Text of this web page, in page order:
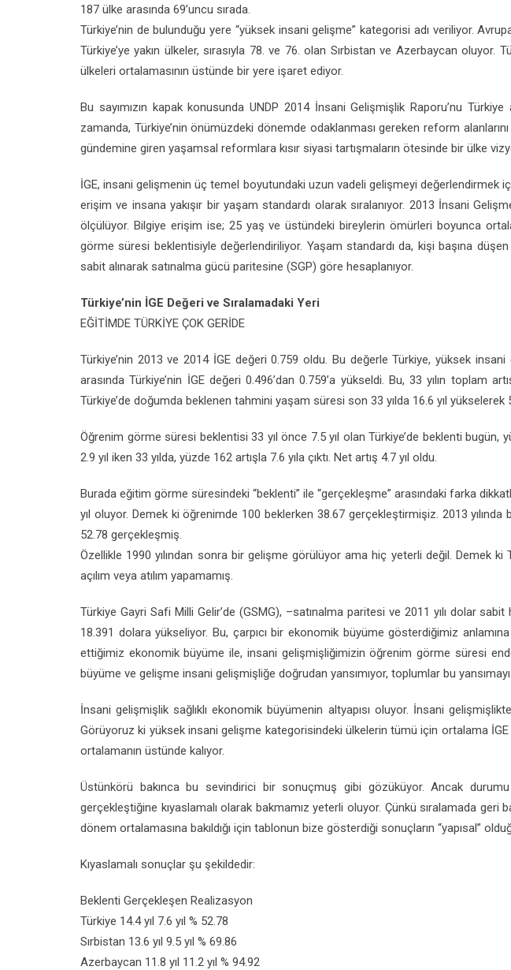
187 ülke arasında 69’uncu sırada.
Türkiye’nin de bulunduğu yere “yüksek insani gelişme” kategorisi adı veriliyor.
Türkiye’ye yakın ülkeler, sırasıyla 78. ve 76. olan Sırbistan ve Azerbaycan
ülkeleri ortalamasının üstünde bir yere işaret ediyor.
Bu sayımızın kapak konusunda UNDP 2014 İnsani Gelişmişlik Raporu’nu
zamanda, Türkiye’nin önümüzdeki dönemde odaklanması gereken reform
gündemine giren yaşamsal reformlara kısır siyasi tartışmaların ötesinde bir ülke
İGE, insani gelişmenin üç temel boyutundaki uzun vadeli gelişmeyi değerlendirmek
erişim ve insana yakışır bir yaşam standardı olarak sıralanıyor. 2013 İnsani
ölçülüyor. Bilgiye erişim ise; 25 yaş ve üstündeki bireylerin ömürleri boyunca
görme süresi beklentisiyle değerlendiriliyor. Yaşam standardı da, kişi başına
sabit alınarak satınalma gücü paritesine (SGP) göre hesaplanıyor.
Türkiye’nin İGE Değeri ve Sıralamadaki Yeri
EĞİTİMDE TÜRKİYE ÇOK GERİDE
Türkiye’nin 2013 ve 2014 İGE değeri 0.759 oldu. Bu değerle Türkiye, yüksek
arasında Türkiye’nin İGE değeri 0.496’dan 0.759’a yükseldi. Bu, 33 yılın toplam
Türkiye’de doğumda beklenen tahmini yaşam süresi son 33 yılda 16.6 yıl yükselerek
Öğrenim görme süresi beklentisi 33 yıl önce 7.5 yıl olan Türkiye’de beklenti
2.9 yıl iken 33 yılda, yüzde 162 artışla 7.6 yıla çıktı. Net artış 4.7 yıl oldu.
Burada eğitim görme süresindeki “beklenti” ile “gerçekleşme” arasındaki farka
yıl oluyor. Demek ki öğrenimde 100 beklerken 38.67 gerçekleştirmişiz. 2013
52.78 gerçekleşmiş.
Özellikle 1990 yılından sonra bir gelişme görülüyor ama hiç yeterli değil. Demek
açılım veya atılım yapamamış.
Türkiye Gayri Safi Milli Gelir’de (GSMG), –satınalma paritesi ve 2011 yılı dolar
18.391 dolara yükseliyor. Bu, çarpıcı bir ekonomik büyüme gösterdiğimiz
ettiğimiz ekonomik büyüme ile, insani gelişmişliğimizin öğrenim görme süresi
büyüme ve gelişme insani gelişmişliğe doğrudan yansımıyor, toplumlar bu
İnsani gelişmişlik sağlıklı ekonomik büyümenin altyapısı oluyor. İnsani
Görüyoruz ki yüksek insani gelişme kategorisindeki ülkelerin tümü için ortalama İGE
ortalamanın üstünde kalıyor.
Üstünkörü bakınca bu sevindirici bir sonuçmuş gibi gözüküyor. Ancak
gerçekleştiğine kıyaslamalı olarak bakmamız yeterli oluyor. Çünkü sıralamada
dönem ortalamasına bakıldığı için tablonun bize gösterdiği sonuçların “yapısal”
Kıyaslamalı sonuçlar şu şekildedir:
Beklenti Gerçekleşen Realizasyon
Türkiye 14.4 yıl 7.6 yıl % 52.78
Sırbistan 13.6 yıl 9.5 yıl % 69.86
Azerbaycan 11.8 yıl 11.2 yıl % 94.92